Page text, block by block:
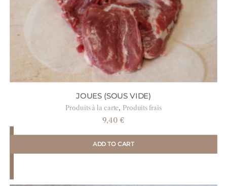
JOUES (SOUS VIDE)
Produits à la carte, Produits frais
9,40€
ADD TO CART